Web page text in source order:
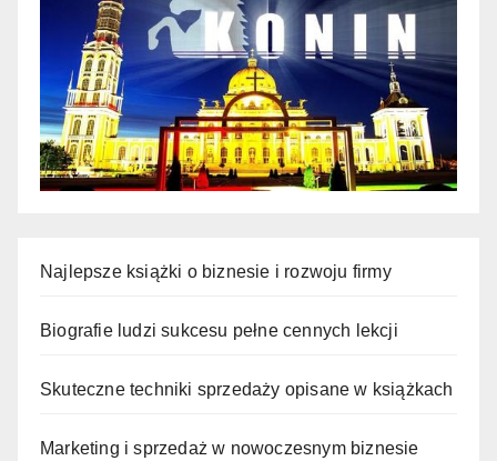
Najlepsze książki o biznesie i rozwoju firmy
Biografie ludzi sukcesu pełne cennych lekcji
Skuteczne techniki sprzedaży opisane w książkach
Marketing i sprzedaż w nowoczesnym biznesie